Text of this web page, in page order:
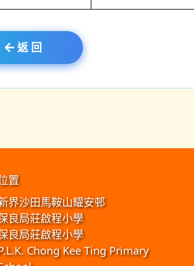
返 回
置
界沙田馬鞍山耀安邨
良局莊啟程小學
良局莊啟程小學
Chong Kee Ting Primary